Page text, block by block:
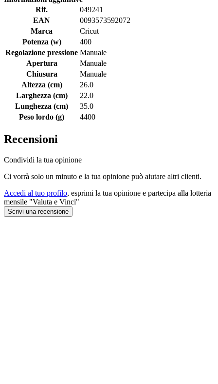
Rif.
049241
EAN
0093573592072
Marca
Cricut
Potenza (w)
400
Regolazione pressione Manuale
Apertura
Manuale
Chiusura
Manuale
Altezza (cm)
26.0
Larghezza (cm)
22.0
Lunghezza (cm)
35.0
Peso lordo (g)
4400
Recensioni
Condividi la tua opinione
Ci vorrà solo un minuto e la tua opinione può aiutare altri clienti.
Accedi al tuo profilo, esprimi la tua opinione e partecipa alla lotteria
mensile "Valuta e Vinci"
Scrivi una recensione